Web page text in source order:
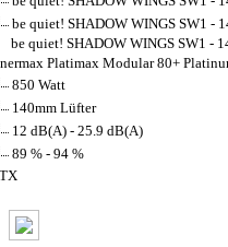
be quiet! SHADOW WINGS SW1 -
be quiet! SHADOW WINGS SW1 -
Platimax Modular 80+
850 Watt
140mm Lüfter
12 dB(A) - 25.9 dB(A)
89 % - 94 %